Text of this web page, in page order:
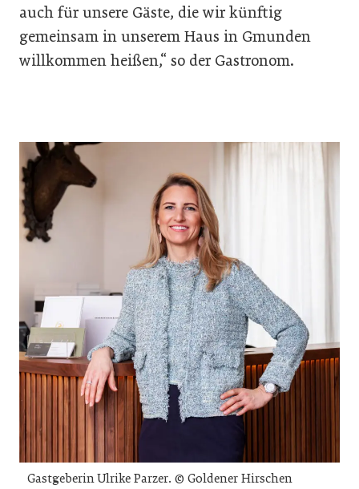
auch für unsere Gäste, die wir künftig
gemeinsam in unserem Haus in Gmunden
willkommen heißen,“ so der Gastronom.
Gastgeberin Ulrike Parzer. © Goldener Hirschen